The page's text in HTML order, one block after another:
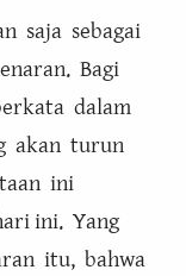
saja sebagai
Bagi
dalam
akan turun
ini
ini. Yang
itu, bahwa